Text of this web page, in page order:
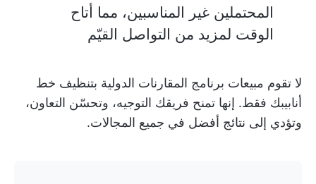
المحتملين غير المناسبين، مما أتاح
الوقت لمزيد من التواصل القيّم
لا تقوم مبيعات برنامج المقارنات الدولية بتنظيف خط
أنابيبك فقط. إنها تمنح فريقك التوجيه، وتحسّن التعاون،
وتؤدي إلى نتائج أفضل في جميع المجالات.